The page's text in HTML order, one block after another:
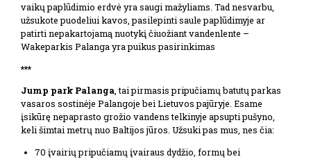
vaikų paplūdimio erdvė yra saugi mažyliams. Tad nesvarbu,
užsukote puodeliui kavos, pasilepinti saule paplūdimyje ar
patirti nepakartojamą nuotykį čiuožiant vandenlente –
Wakeparkis Palanga yra puikus pasirinkimas
***
Jump park Palanga, tai pirmasis pripučiamų batutų parkas
vasaros sostinėje Palangoje bei Lietuvos pajūryje. Esame
įsikūrę nepaprasto grožio vandens telkinyje apsupti pušyno,
keli šimtai metrų nuo Baltijos jūros. Užsuki pas mus, nes čia:
70 įvairių pripučiamų įvairaus dydžio, formų bei